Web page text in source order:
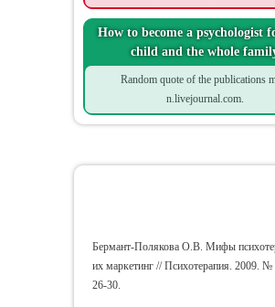
How to become a psychologist
child and the whole
Random quote of the publications
n.livejournal.com.
Бермант-Полякова О.В. Мифы
их маркетинг // Психотерапия. 2009.
26-30.